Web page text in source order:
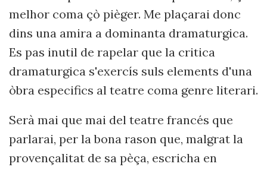
melhor coma çò pièger. Me plaçarai donc
dins una amira a dominanta dramaturgica.
Es pas inutil de rapelar que la critica
dramaturgica s'exercís suls elements d'una
òbra especifics al teatre coma genre literari.
Serà mai que mai del teatre francés que
parlarai, per la bona rason que, malgrat la
provençalitat de sa pèça, escricha en